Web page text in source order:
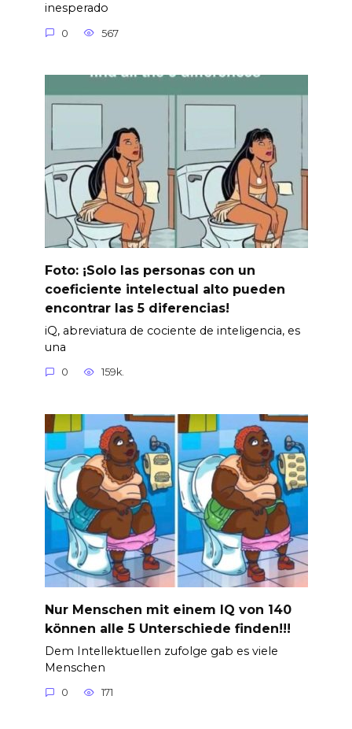
inesperado
0 567
Foto: ¡Solo las personas con un
coeficiente intelectual alto pueden
encontrar las 5 diferencias!
iQ, abreviatura de cociente de inteligencia, es
una
0 159k.
Nur Menschen mit einem IQ von 140
können alle 5 Unterschiede finden!!!
Dem Intellektuellen zufolge gab es viele
Menschen
0 171